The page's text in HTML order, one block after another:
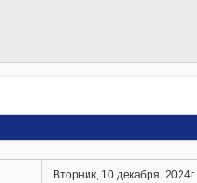
Вторник, 10 декабря, 2024г.